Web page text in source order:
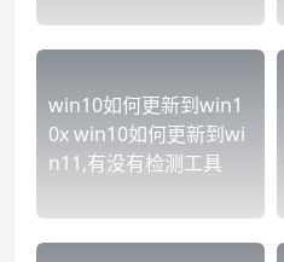
win10如何更新到win1
0x win10如何更新到wi
n11,有没有检测工具